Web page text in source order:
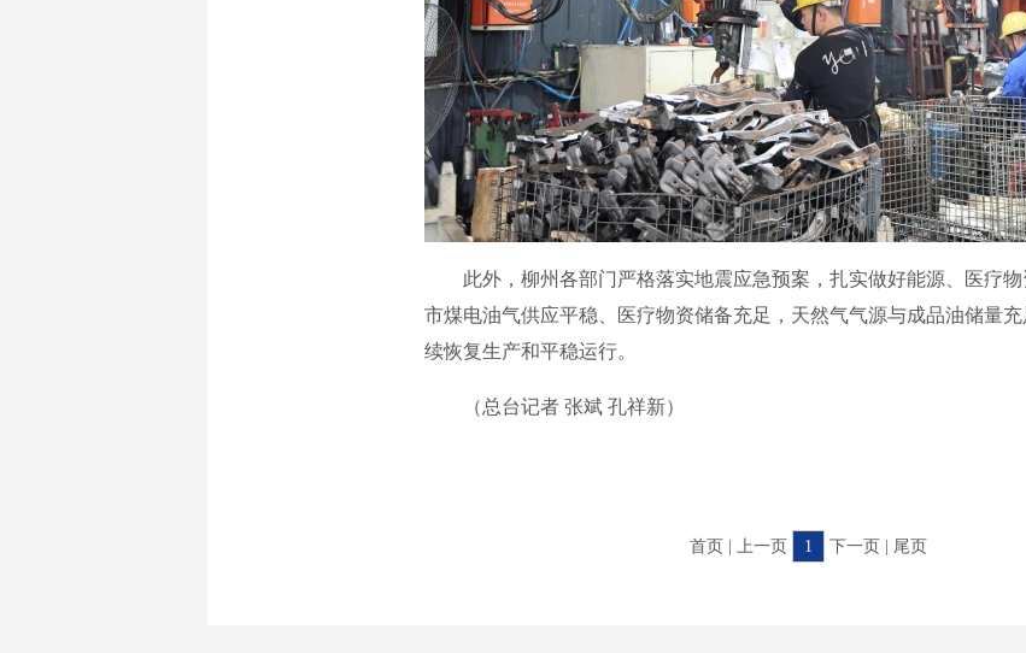
此外，柳州各部门严格落实地震应急预案，扎实做好能源、医疗物
市煤电油气供应平稳、医疗物资储备充足，天然气气源与成品油储量
续恢复生产和平稳运行。
（总台记者 张斌 孔祥新）
首页 | 上一页 1 下一页 | 尾页